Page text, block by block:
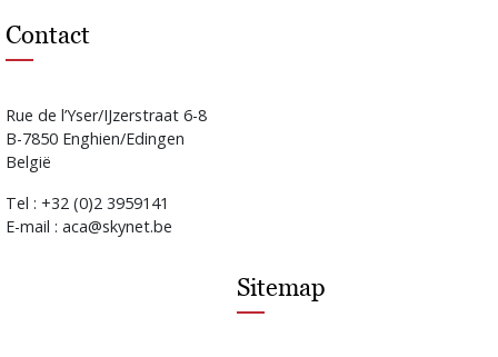
Contact
Rue de l’Yser/IJzerstraat 6-8
B-7850 Enghien/Edingen
België
Tel : +32 (0)2 3959141
E-mail : aca@skynet.be
Sitemap